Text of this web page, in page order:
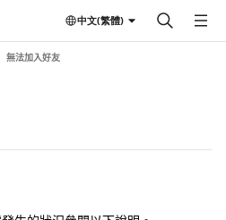
中文(繁體)
無法加入好友